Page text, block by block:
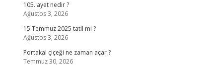
105. ayet nedir ?
Ağustos 3, 2026
15 Temmuz 2025 tatil mi ?
Ağustos 3, 2026
Portakal çiçeği ne zaman açar ?
Temmuz 30, 2026